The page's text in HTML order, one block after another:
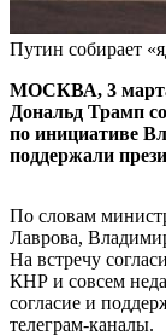
Путин собирает
МОСКВА, 3
Дональд Трамп
по инициативе
поддержали
По словам
Лаврова,
На встречу
КНР и совсем
согласие и
телеграм-каналы.